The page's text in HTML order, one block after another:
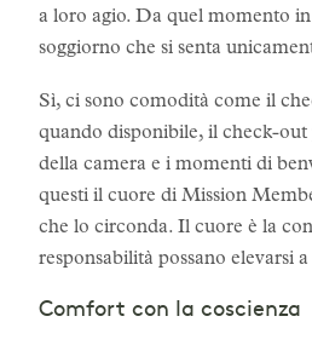
a loro agio. Da quel momento
soggiorno che si senta
Sì, ci sono comodità come il
quando disponibile, il check-
della camera e i momenti di
questi il cuore di Mission
che lo circonda. Il cuore è la
responsabilità possano elevarsi
Comfort con la coscienza